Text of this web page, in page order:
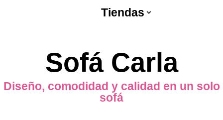
Tiendas
Sofá Carla
Diseño, comodidad y calidad en un solo
sofá​